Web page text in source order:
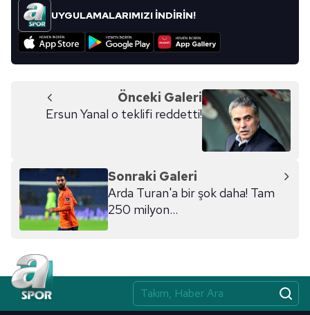
UYGULAMALARIMIZI İNDİRİN!
Önceki Galeri
Ersun Yanal o teklifi reddetti!
Sonraki Galeri
Arda Turan'a bir şok daha! Tam
250 milyon...